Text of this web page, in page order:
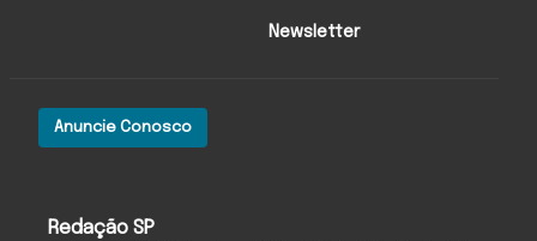
Redação SP
Anuncie Conosco
Newsletter